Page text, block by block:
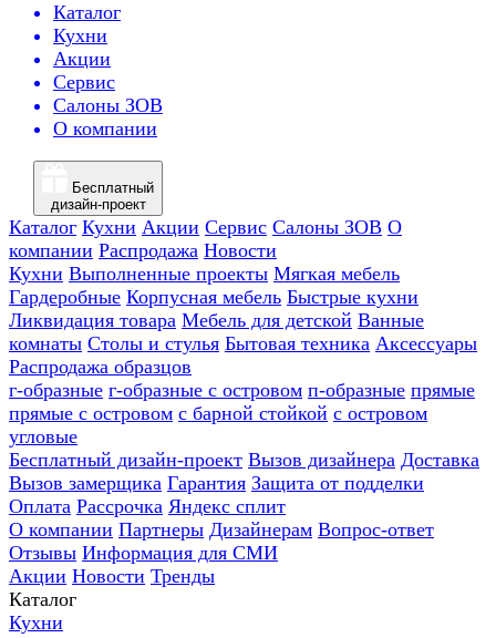
Каталог
Кухни
Акции
Сервис
Салоны ЗОВ
О компании
Бесплатный
дизайн-проект
Каталог Кухни Акции Сервис Салоны ЗОВ О
компании Распродажа Новости
Кухни Выполненные проекты Мягкая мебель
Гардеробные Корпусная мебель Быстрые кухни
Ликвидация товара Мебель для детской Ванные
комнаты Столы и стулья Бытовая техника Аксессуары
Распродажа образцов
г-образные г-образные с островом п-образные прямые
прямые с островом с барной стойкой с островом
угловые
Бесплатный дизайн-проект Вызов дизайнера Доставка
Вызов замерщика Гарантия Защита от подделки
Оплата Рассрочка Яндекс сплит
О компании Партнеры Дизайнерам Вопрос-ответ
Отзывы Информация для СМИ
Акции Новости Тренды
Каталог
Кухни